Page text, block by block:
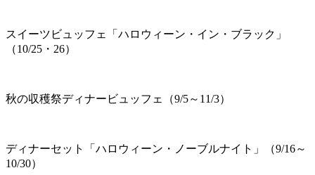
スイーツビュッフェ「ハロウィーン・イン・ブラック」
（10/25・26）
秋の収穫祭ディナービュッフェ（9/5～11/3）
ディナーセット「ハロウィーン・ノーブルナイト」（9/16～
10/30）